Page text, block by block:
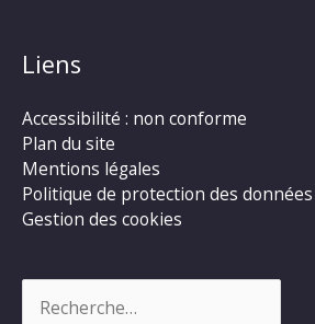
Liens
Accessibilité : non conforme
Plan du site
Mentions légales
Politique de protection des données
Gestion des cookies